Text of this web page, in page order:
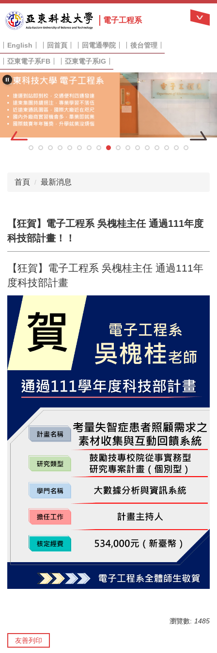
到
主
內
容
區
電子工程系
English 回首頁 回電通學院 後台管理
亞東電子系FB 亞東電子系IG
首頁 最新消息
【狂賀】電子工程系 吳槐桂主任 通過111年度
科技部計畫！！
【狂賀】電子工程系 吳槐桂主任 通過111年
度科技部計畫
瀏覽數: 1485
友善列印